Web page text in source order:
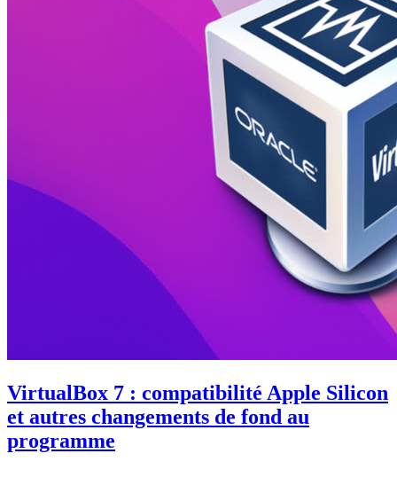
VirtualBox 7 : compatibilité Apple Silicon
et autres changements de fond au
programme